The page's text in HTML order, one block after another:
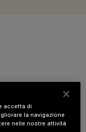
accetta di
la navigazione
nelle nostre attività